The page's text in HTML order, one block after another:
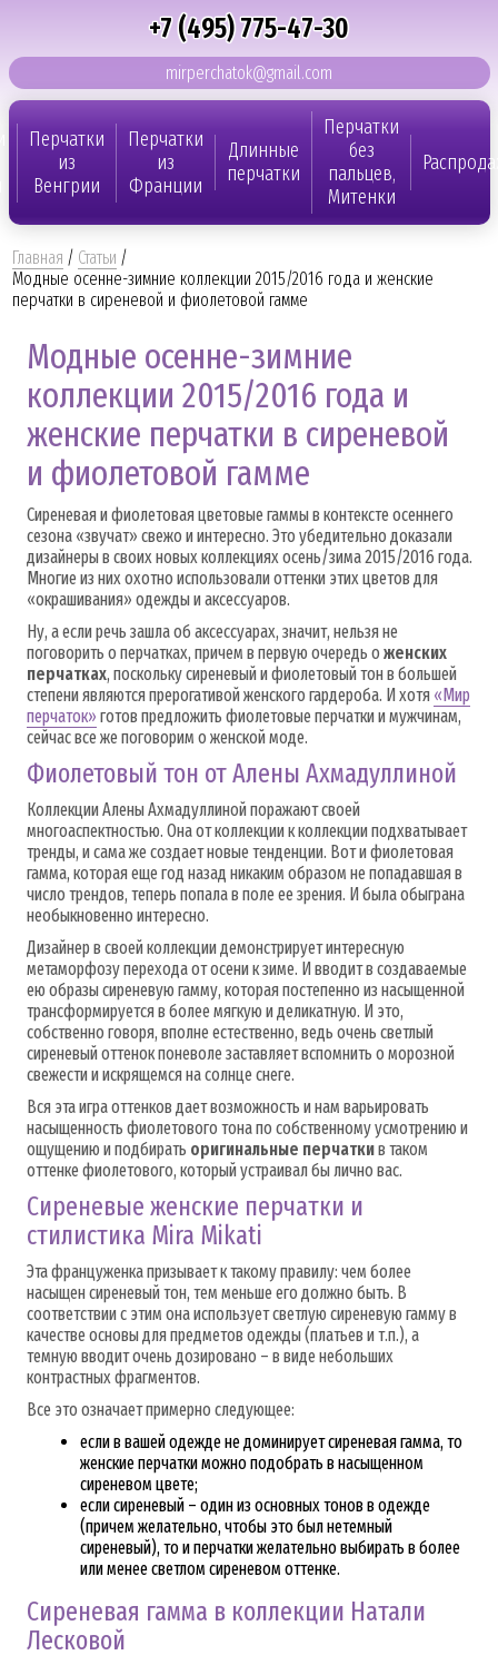
+7 (495) 775-47-30
mirperchatok@gmail.com
Перчатки
из
Венгрии
Перчатки
из
Франции
Длинные
перчатки
Перчатки
без
пальцев,
Митенки
Главная / Статьи /
Модные осенне-зимние коллекции 2015/2016 года и женские
перчатки в сиреневой и фиолетовой гамме
Модные осенне-зимние
коллекции 2015/2016 года и
женские перчатки в сиреневой
и фиолетовой гамме
Сиреневая и фиолетовая цветовые гаммы в контексте осеннего
сезона «звучат» свежо и интересно. Это убедительно доказали
дизайнеры в своих новых коллекциях осень/зима 2015/2016 года.
Многие из них охотно использовали оттенки этих цветов для
«окрашивания» одежды и аксессуаров.
Ну, а если речь зашла об аксессуарах, значит, нельзя не
поговорить о перчатках, причем в первую очередь о женских
перчатках, поскольку сиреневый и фиолетовый тон в большей
степени являются прерогативой женского гардероба. И хотя «Мир
перчаток» готов предложить фиолетовые перчатки и мужчинам,
сейчас все же поговорим о женской моде.
Фиолетовый тон от Алены Ахмадуллиной
Коллекции Алены Ахмадуллиной поражают своей
многоаспектностью. Она от коллекции к коллекции подхватывает
тренды, и сама же создает новые тенденции. Вот и фиолетовая
гамма, которая еще год назад никаким образом не попадавшая в
число трендов, теперь попала в поле ее зрения. И была обыграна
необыкновенно интересно.
Дизайнер в своей коллекции демонстрирует интересную
метаморфозу перехода от осени к зиме. И вводит в создаваемые
ею образы сиреневую гамму, которая постепенно из насыщенной
трансформируется в более мягкую и деликатную. И это,
собственно говоря, вполне естественно, ведь очень светлый
сиреневый оттенок поневоле заставляет вспомнить о морозной
свежести и искрящемся на солнце снеге.
Вся эта игра оттенков дает возможность и нам варьировать
насыщенность фиолетового тона по собственному усмотрению и
ощущению и подбирать оригинальные перчаткив таком
оттенке фиолетового, который устраивал бы лично вас.
Сиреневые женские перчатки и
стилистика Mira Mikati
Эта француженка призывает к такому правилу: чем более
насыщен сиреневый тон, тем меньше его должно быть. В
соответствии с этим она использует светлую сиреневую гамму в
качестве основы для предметов одежды (платьев и т.п.), а
темную вводит очень дозировано – в виде небольших
контрастных фрагментов.
Все это означает примерно следующее:
если в вашей одежде не доминирует сиреневая гамма, то
женские перчатки можно подобрать в насыщенном
сиреневом цвете;
если сиреневый – один из основных тонов в одежде
(причем желательно, чтобы это был нетемный
сиреневый), то и перчатки желательно выбирать в более
или менее светлом сиреневом оттенке.
Сиреневая гамма в коллекции Натали
Лесковой